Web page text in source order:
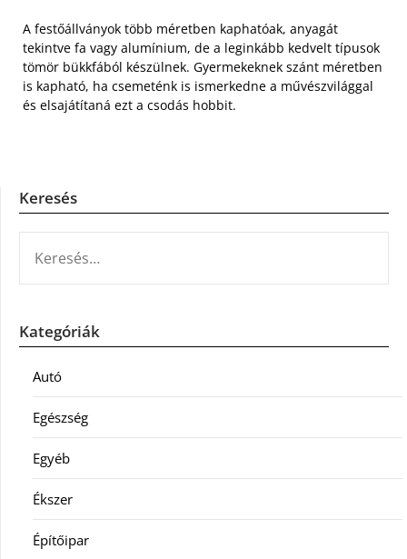
A festőállványok több méretben kaphatóak, anyagát
tekintve fa vagy alumínium, de a leginkább kedvelt típusok
tömör bükkfából készülnek. Gyermekeknek szánt méretben
is kapható, ha csemeténk is ismerkedne a művészvilággal
és elsajátítaná ezt a csodás hobbit.
Keresés
Kategóriák
Autó
Egészség
Egyéb
Ékszer
Építőipar